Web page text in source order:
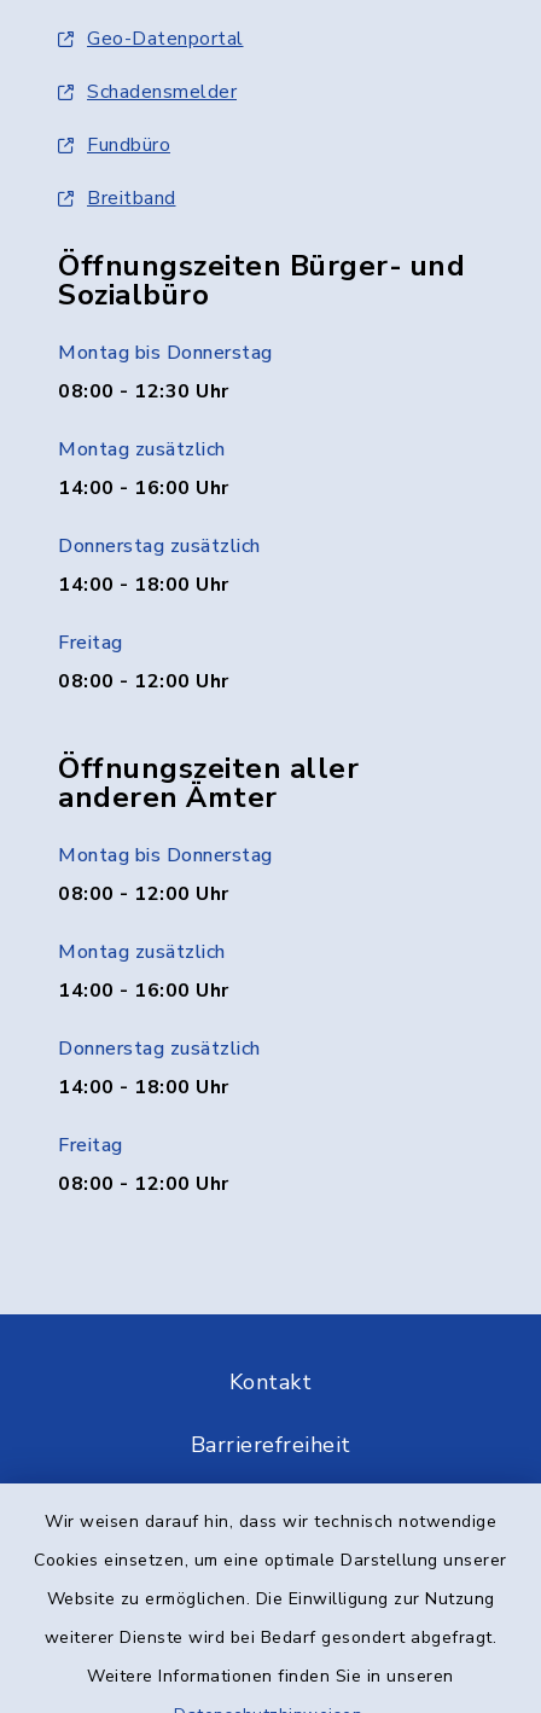
Wir weisen darauf hin, dass wir technisch notwendige
Cookies einsetzen, um eine optimale Darstellung unserer
Website zu ermöglichen. Die Einwilligung zur Nutzung
weiterer Dienste wird bei Bedarf gesondert abgefragt.
Weitere Informationen finden Sie in unseren
Geo-Datenportal
Schadensmelder
Fundbüro
Breitband
Öffnungszeiten Bürger- und
Sozialbüro
Montag bis Donnerstag
08:00 - 12:30 Uhr
Montag zusätzlich
14:00 - 16:00 Uhr
Donnerstag zusätzlich
14:00 - 18:00 Uhr
Freitag
08:00 - 12:00 Uhr
Öffnungszeiten aller
anderen Ämter
Montag bis Donnerstag
08:00 - 12:00 Uhr
Montag zusätzlich
14:00 - 16:00 Uhr
Donnerstag zusätzlich
14:00 - 18:00 Uhr
Freitag
08:00 - 12:00 Uhr
Kontakt
Barrierefreiheit
Datenschutz
Impressum
Elektronische Kommunikation